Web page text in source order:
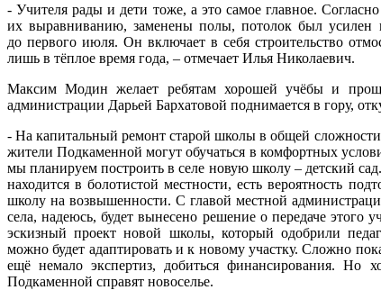
- Учителя рады и дети тоже, а это самое главное.
их выравниванию, заменены полы, потолок был усилен
до первого июля. Он включает в себя строительство
лишь в тёплое время года, – отмечает Илья Николаевич.
Максим Модин желает ребятам хорошей учёбы и
администрации Дарьей Бархатовой поднимается в гору,
- На капитальный ремонт старой школы в общей
жители Подкаменной могут обучаться в комфортных
мы планируем построить в селе новую школу – детский
находится в болотистой местности, есть вероятность
школу на возвышенности. С главой местной
села, надеюсь, будет вынесено решение о передаче этого
эскизный проект новой школы, который одобрили
можно будет адаптировать и к новому участку. Сложно
ещё немало экспертиз, добиться финансирования. Но
Подкаменной справят новоселье.